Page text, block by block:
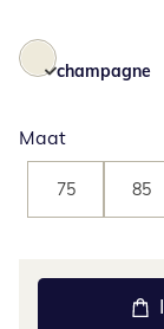
champagne
Maat
75 85